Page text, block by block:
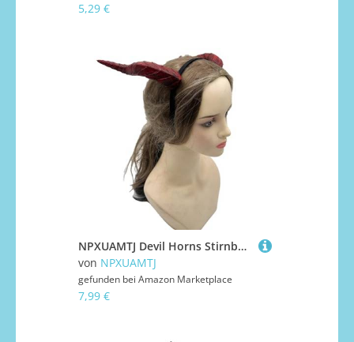
5,29 €
NPXUAMTJ Devil Horns Stirnband Halloween Cosplay Kostüm Accessoires Party Dressing Kopfspeise Haarzubehör Für Frauen Männer Teufel Hörner Stirnband
von NPXUAMTJ
gefunden bei Amazon Marketplace
7,99 €